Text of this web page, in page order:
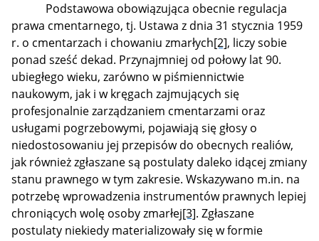
Podstawowa obowiązująca obecnie regulacja
prawa cmentarnego, tj. Ustawa z dnia 31 stycznia 1959
r. o cmentarzach i chowaniu zmarłych[2], liczy sobie
ponad sześć dekad. Przynajmniej od połowy lat 90.
ubiegłego wieku, zarówno w piśmiennictwie
naukowym, jak i w kręgach zajmujących się
profesjonalnie zarządzaniem cmentarzami oraz
usługami pogrzebowymi, pojawiają się głosy o
niedostosowaniu jej przepisów do obecnych realiów,
jak również zgłaszane są postulaty daleko idącej zmiany
stanu prawnego w tym zakresie. Wskazywano m.in. na
potrzebę wprowadzenia instrumentów prawnych lepiej
chroniących wolę osoby zmarłej[3]. Zgłaszane
postulaty niekiedy materializowały się w formie